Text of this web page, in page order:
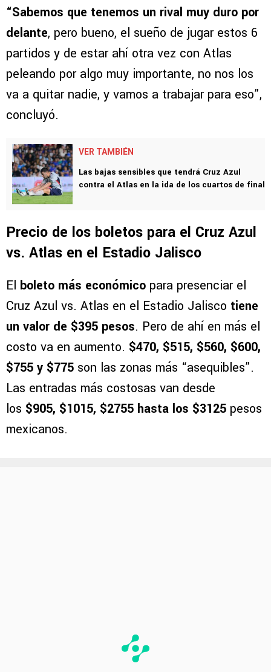
“Sabemos que tenemos un rival muy duro por
delante, pero bueno, el sueño de jugar estos 6
partidos y de estar ahí otra vez con Atlas
peleando por algo muy importante, no nos los
va a quitar nadie, y vamos a trabajar para eso”,
concluyó.
VER TAMBIÉN
Las bajas sensibles que tendrá Cruz Azul
contra el Atlas en la ida de los cuartos de final
Precio de los boletos para el Cruz Azul
vs. Atlas en el Estadio Jalisco
El boleto más económico para presenciar el
Cruz Azul vs. Atlas en el Estadio Jalisco tiene
un valor de $395 pesos. Pero de ahí en más el
costo va en aumento. $470, $515, $560, $600,
$755 y $775 son las zonas más “asequibles”.
Las entradas más costosas van desde
los $905, $1015, $2755 hasta los $3125 pesos
mexicanos.